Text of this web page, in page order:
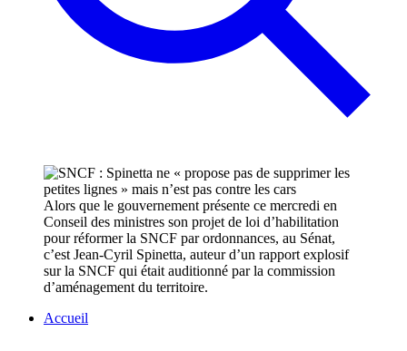
Alors que le gouvernement présente ce mercredi en
Conseil des ministres son projet de loi d’habilitation
pour réformer la SNCF par ordonnances, au Sénat,
c’est Jean-Cyril Spinetta, auteur d’un rapport explosif
sur la SNCF qui était auditionné par la commission
d’aménagement du territoire.
Accueil